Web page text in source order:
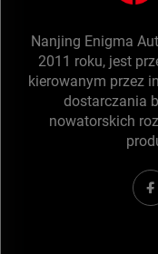
Nanjing Enigma
2011 roku, jest
kierowanym przez
dostarczania
nowatorskich